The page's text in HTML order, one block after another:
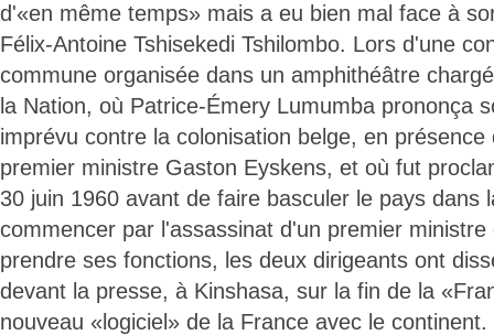
d'«en même temps» mais a eu bien mal face à
Félix-Antoine Tshisekedi Tshilombo. Lors d'une
commune organisée dans un amphithéâtre
la Nation, où Patrice-Émery Lumumba prononça
imprévu contre la colonisation belge, en
premier ministre Gaston Eyskens, et où fut
30 juin 1960 avant de faire basculer le pays dans
commencer par l'assassinat d'un premier
prendre ses fonctions, les deux dirigeants ont
devant la presse, à Kinshasa, sur la fin de la
nouveau «logiciel» de la France avec le